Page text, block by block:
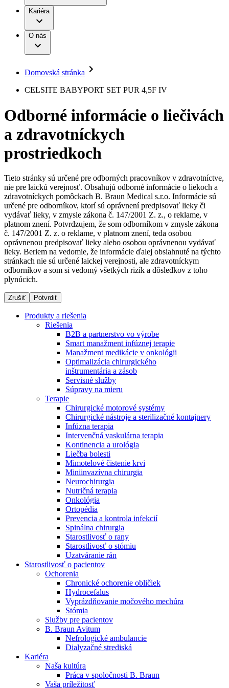
Terapie
Kontinencia a urológia
Liečba bolesti
Miniinvazívna chirurgia
Nutričná terapia
Onkológia
Ortopédia
Prevencia a kontrola infekcií
Spinálna chirurgia
Starostlivosť o rany
Uzatváranie rán
Riešenia
Terapie
Produktový katalóg​
Objavte naše produkty. ​Navštívte produktový katalóg B.
Braun​ s našim kompletným produktovým portfóliom.​
B. Braun Avitum
Ochorenia
Služby pre pacientov
Dialyzačné strediská
B. Braun Avitum poskytuje kvalitnú dialyzačnú starostlivosť
vo všetkých svojich strediskách na Slovensku. Viac
informácií nájdete na stránke jednotlivých stredísk.
Nefrologické ambulancie
V nefrologických ambulanciách prevádzkujeme poradenstvo
a prípravu pacientov k jednotlivým metódam náhrady funkcie
obličiek. Zvoľte si mesto, ktoré potrebujete a navštívte nás.
Práca a kariéra
Naša kultúra
Vaša príležitosť
Nájdite si prácu u nás​
Objavte svoje kariérne príležitosti ​v B. Braun. Vyhľadajte náš
trh práce​ pre zaujímavé pozície na Slovensku.​
Zodpovednosť
Médiá
Tlačové správy
Kontakt
Kontaktný formulár
Spoločnosť
Médiá
Kontakt
Zostaňte v dialógu s B. Braun. Kontaktujte nás.
Kariéra
O nás
Domovská stránka
CELSITE BABYPORT SET PUR 4,5F IV
Odborné informácie o liečivách
a zdravotníckych
prostriedkoch
Tieto stránky sú určené pre odborných pracovníkov v zdravotníctve,
nie pre laickú verejnosť. Obsahujú odborné informácie o liekoch a
zdravotníckych pomôckach B. Braun Medical s.r.o. Informácie sú
určené pre odborníkov, ktorí sú oprávnení predpisovať lieky či
vydávať lieky, v zmysle zákona č. 147/2001 Z. z., o reklame, v
platnom znení. Potvrdzujem, že som odborníkom v zmysle zákona
č. 147/2001 Z. z. o reklame, v platnom znení, teda osobou
oprávnenou predpisovať lieky alebo osobou oprávnenou vydávať
lieky. Beriem na vedomie, že informácie ďalej obsiahnuté na týchto
stránkach nie sú určené laickej verejnosti, ale zdravotníckym
odborníkov a som si vedomý všetkých rizík a dôsledkov z toho
plynúcich.
Zrušiť Potvrdiť
Produkty a riešenia
Riešenia
B2B a partnerstvo vo výrobe
Smart manažment infúznej terapie
Manažment medikácie v onkológii
Optimalizácia chirurgického
inštrumentária a zásob
Servisné služby
Súpravy na mieru
Terapie
Chirurgické motorové systémy
Chirurgické nástroje a sterilizačné kontajnery
Infúzna terapia
Intervenčná vaskulárna terapia
Kontinencia a urológia
Liečba bolesti
Mimotelové čistenie krvi
Miniinvazívna chirurgia
Neurochirurgia
Nutričná terapia
Onkológia
Ortopédia
Prevencia a kontrola infekcií
Spinálna chirurgia
Starostlivosť o rany
Starostlivosť o stómiu
Uzatváranie rán
Starostlivosť o pacientov
Ochorenia
Chronické ochorenie obličiek
Hydrocefalus
Vyprázdňovanie močového mechúra
Stómia
Služby pre pacientov
B. Braun Avitum
Nefrologické ambulancie
Dialyzačné strediská
Kariéra
Naša kultúra
Práca v spoločnosti B. Braun
Vaša príležitosť